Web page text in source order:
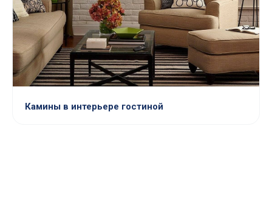
Камины в интерьере гостиной